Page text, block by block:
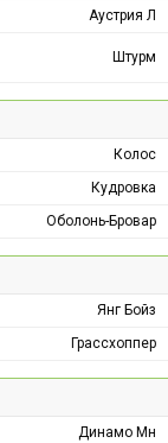
Аустрия Л
Штурм
Колос
Кудровка
Оболонь-Бровар
Янг Бойз
Грассхоппер
Динамо Мн